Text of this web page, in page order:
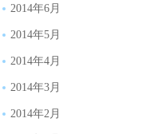
2014年6月
2014年5月
2014年4月
2014年3月
2014年2月